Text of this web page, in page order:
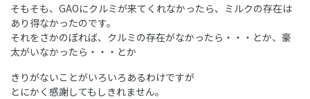
そもそも、GAOにクルミが来てくれなかったら、ミルクの存在は
あり得なかったのです。
それをさかのぼれば、クルミの存在がなかったら・・・とか、豪
太がいなかったら・・・とか
きりがないことがいろいろあるわけですが
とにかく感謝してもしきれません。